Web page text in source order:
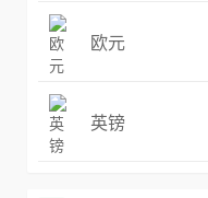
欧元
英镑